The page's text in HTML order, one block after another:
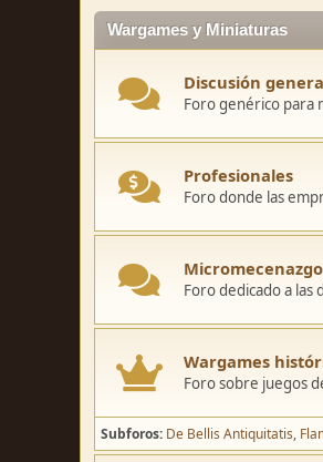
Wargames y Miniaturas
Discusión
Foro genérico para
Profesionales
Foro donde las
Micromecenazgo
Foro dedicado a las
Wargames
Foro sobre juegos
Subforos De Bellis Antiquitatis